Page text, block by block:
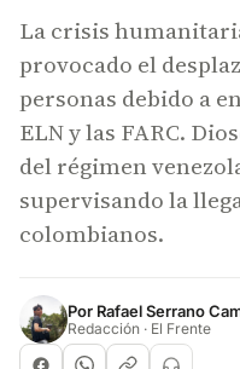
La crisis
provocado el
personas debido a
ELN y las FARC.
del régimen
supervisando la
colombianos.
Por Rafael Serrano
Redacción · El Frente